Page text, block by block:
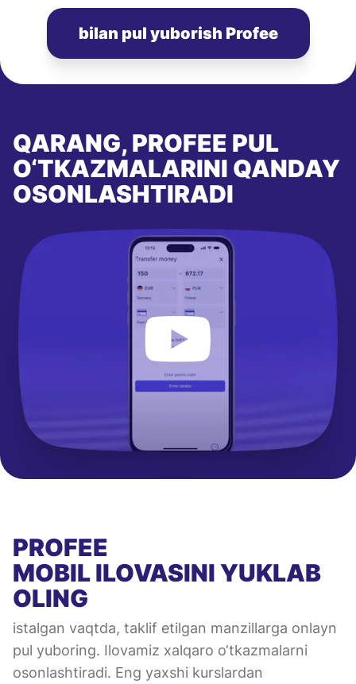
bilan pul yuborish Profee
QARANG, PROFEE PUL
O‘TKAZMALARINI QANDAY
OSONLASHTIRADI
PROFEE
MOBIL ILOVASINIYUKLAB
OLING
istalgan vaqtda, taklif etilgan manzillarga onlayn
pul yuboring. Ilovamiz xalqaro o‘tkazmalarni
osonlashtiradi. Eng yaxshi kurslardan